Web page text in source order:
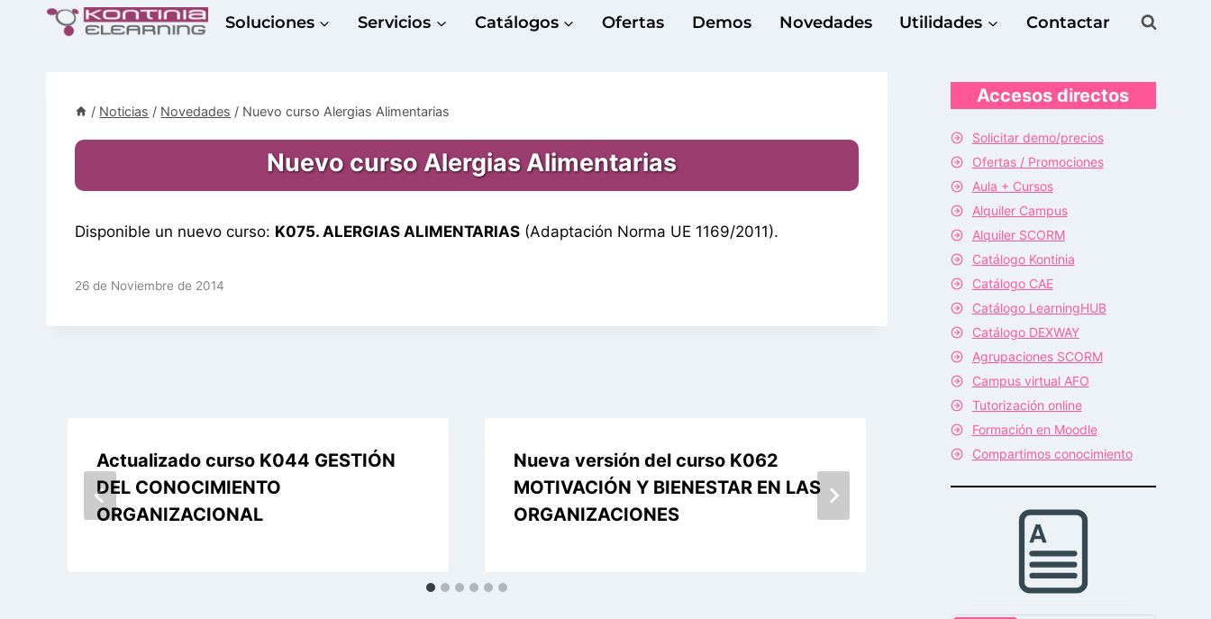
Soluciones Servicios Catálogos Ofertas Demos Novedades Utilidades Contactar
/ Noticias / Novedades / Nuevo curso Alergias Alimentarias
Nuevo curso Alergias Alimentarias
Disponible un nuevo curso: K075. ALERGIAS ALIMENTARIAS (Adaptación Norma UE 1169/2011).
26 de Noviembre de 2014
Actualizado curso K044 GESTIÓN
DEL CONOCIMIENTO
ORGANIZACIONAL
Nueva versión del curso K062
MOTIVACIÓN Y BIENESTAR EN LAS
ORGANIZACIONES
Nuevo curso K072 PRIMEROS
AUXILIOS
Accesos directos
Solicitar demo/precios
Ofertas / Promociones
Aula + Cursos
Alquiler Campus
Alquiler SCORM
Catálogo Kontinia
Catálogo CAE
Catálogo LearningHUB
Catálogo DEXWAY
Agrupaciones SCORM
Campus virtual AFO
Tutorización online
Formación en Moodle
Compartimos conocimiento